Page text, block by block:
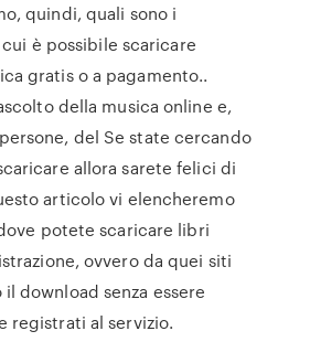
quindi, quali sono i
è possibile scaricare
gratis o a pagamento..
della musica online e,
del Se state cercando
allora sarete felici di
articolo vi elencheremo
potete scaricare libri
ovvero da quei siti
download senza essere
registrati al servizio.